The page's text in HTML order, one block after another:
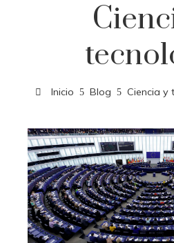
Inicio Blog Ciencia y